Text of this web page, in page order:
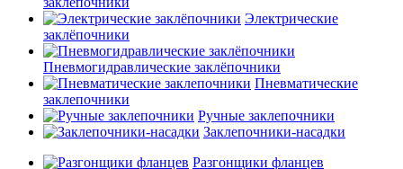
Электрические
заклёпочники
Пневмогидравлические заклёпочники
Пневматические
заклепочники
Ручные заклепочники
Заклепочники-насадки
Разгонщики фланцев